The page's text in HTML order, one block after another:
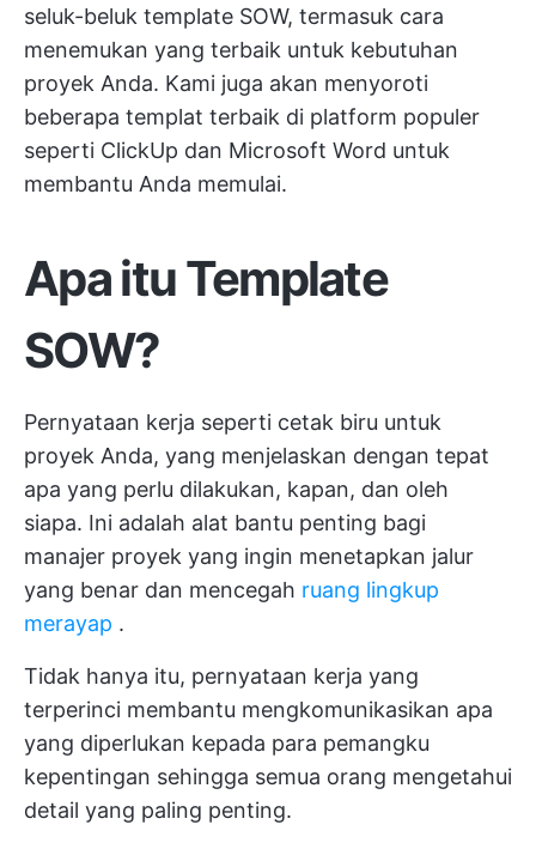
seluk-beluk template SOW, termasuk cara
menemukan yang terbaik untuk kebutuhan
proyek Anda. Kami juga akan menyoroti
beberapa templat terbaik di platform populer
seperti ClickUp dan Microsoft Word untuk
membantu Anda memulai.
Apa itu Template
SOW?
Pernyataan kerja seperti cetak biru untuk
proyek Anda, yang menjelaskan dengan tepat
apa yang perlu dilakukan, kapan, dan oleh
siapa. Ini adalah alat bantu penting bagi
manajer proyek yang ingin menetapkan jalur
yang benar dan mencegah ruang lingkup
merayap .
Tidak hanya itu, pernyataan kerja yang
terperinci membantu mengkomunikasikan apa
yang diperlukan kepada para pemangku
kepentingan sehingga semua orang mengetahui
detail yang paling penting.